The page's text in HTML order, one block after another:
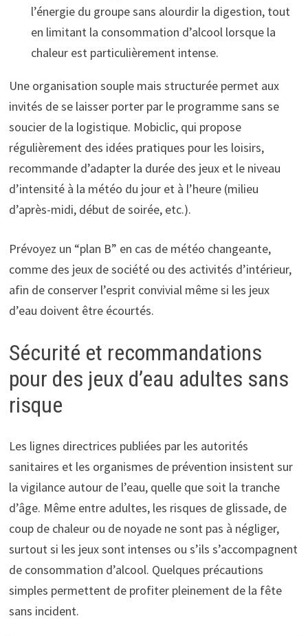
l’énergie du groupe sans alourdir la digestion, tout
en limitant la consommation d’alcool lorsque la
chaleur est particulièrement intense.
Une organisation souple mais structurée permet aux
invités de se laisser porter par le programme sans se
soucier de la logistique. Mobiclic, qui propose
régulièrement des idées pratiques pour les loisirs,
recommande d’adapter la durée des jeux et le niveau
d’intensité à la météo du jour et à l’heure (milieu
d’après-midi, début de soirée, etc.).
Prévoyez un “plan B” en cas de météo changeante,
comme des jeux de société ou des activités d’intérieur,
afin de conserver l’esprit convivial même si les jeux
d’eau doivent être écourtés.
Sécurité et recommandations
pour des jeux d’eau adultes sans
risque
Les lignes directrices publiées par les autorités
sanitaires et les organismes de prévention insistent sur
la vigilance autour de l’eau, quelle que soit la tranche
d’âge. Même entre adultes, les risques de glissade, de
coup de chaleur ou de noyade ne sont pas à négliger,
surtout si les jeux sont intenses ou s’ils s’accompagnent
de consommation d’alcool. Quelques précautions
simples permettent de profiter pleinement de la fête
sans incident.